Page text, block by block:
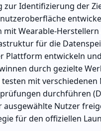
zur Identifizierung der
mit Wearable-Herstellern
für die
Plattform entwickeln
durch gezielte
mit
durchführen
ausgewählte Nutzer
für den offiziellen